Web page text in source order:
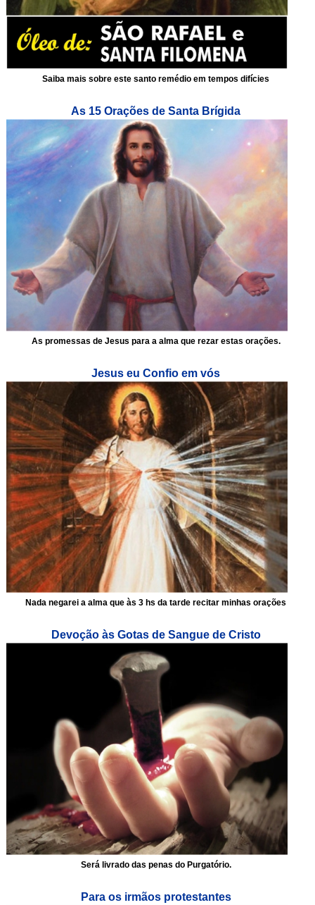
Saiba mais sobre este santo remédio em tempos difícies
As 15 Orações de Santa Brígida
As promessas de Jesus para a alma que rezar estas orações.
Jesus eu Confio em vós
Nada negarei a alma que às 3 hs da tarde recitar minhas orações
Devoção às Gotas de Sangue de Cristo
Será livrado das penas do Purgatório.
Para os irmãos protestantes